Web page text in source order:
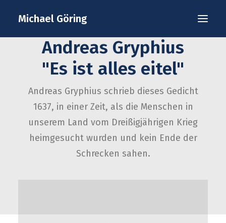
Michael Göring
Bücher
Gedichtlesungen
Interviews / Presse
Termine
Datenschutz
Andreas Gryphius
"Es ist alles eitel"
Andreas Gryphius schrieb dieses Gedicht
1637, in einer Zeit, als die Menschen in
unserem Land vom Dreißigjährigen Krieg
heimgesucht wurden und kein Ende der
Schrecken sahen.